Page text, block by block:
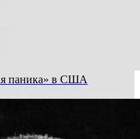
паника» в США